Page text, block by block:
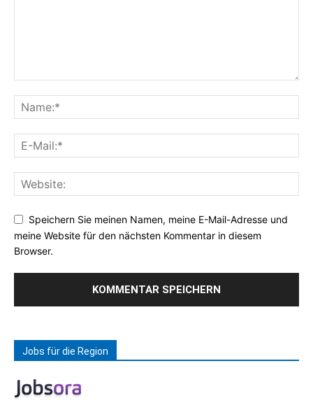
Speichern Sie meinen Namen, meine E-Mail-Adresse und
meine Website für den nächsten Kommentar in diesem
Browser.
Jobs für die Region